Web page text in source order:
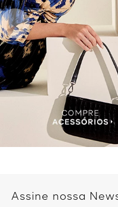
Assine nossa